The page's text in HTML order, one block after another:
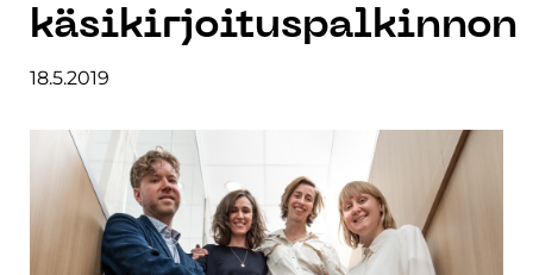
käsikirjoituspalkinnon
18.5.2019